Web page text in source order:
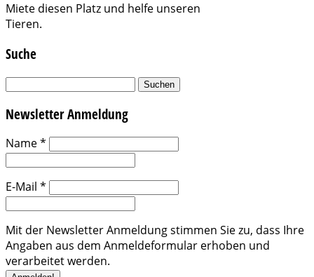
Miete diesen Platz und helfe unseren
Tieren.
Suche
Suchen
Newsletter Anmeldung
Name*
E-Mail *
Mit der Newsletter Anmeldung stimmen Sie zu, dass Ihre
Angaben aus dem Anmeldeformular erhoben und
verarbeitet werden.